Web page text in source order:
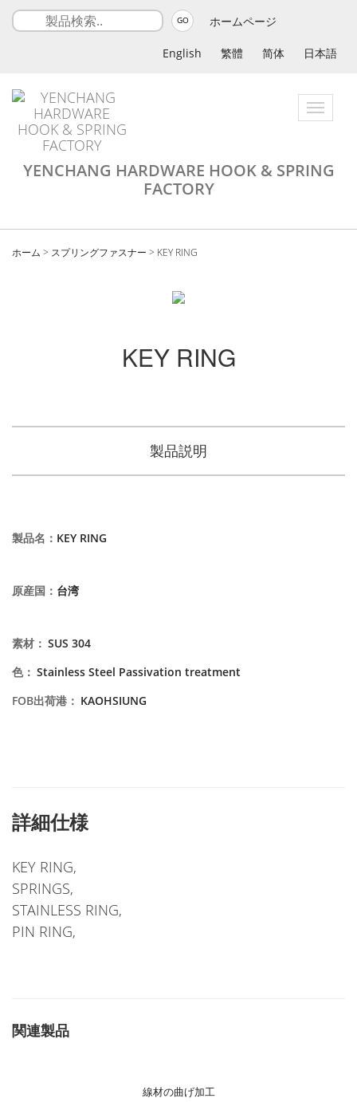
GO ホームページ
English 繁體 简体 日本語
Toggle
YENCHANG HARDWARE HOOK & SPRING
FACTORY
ホーム > スプリングファスナー > KEY RING
KEY RING
製品説明
製品名 ： KEY RING
原産国 ： 台湾
素材 ： SUS 304
色： Stainless Steel Passivation treatment
FOB出荷港 ： KAOHSIUNG
詳細仕様
KEY RING,
SPRINGS,
STAINLESS RING,
PIN RING,
関連製品
線材の曲げ加工